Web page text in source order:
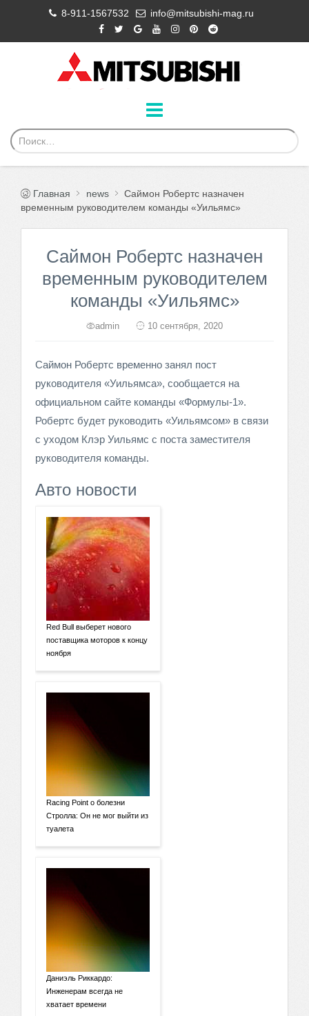
8-911-1567532 info@mitsubishi-mag.ru
Главная news
Саймон Робертс назначен
временным руководителем команды «Уильямс»
Саймон Робертс назначен
временным руководителем
команды «Уильямс»
admin 10 сентября, 2020
Саймон Робертс временно занял пост
руководителя «Уильямса», сообщается на
официальном сайте команды «Формулы-1».
Робертс будет руководить «Уильямсом» в связи
с уходом Клэр Уильямс с поста заместителя
руководителя команды.
Авто новости
Red Bull выберет нового
поставщика моторов к концу
ноября
Racing Point о болезни
Стролла: Он не мог выйти из
туалета
Даниэль Риккардо:
Инженерам всегда не
хватает времени